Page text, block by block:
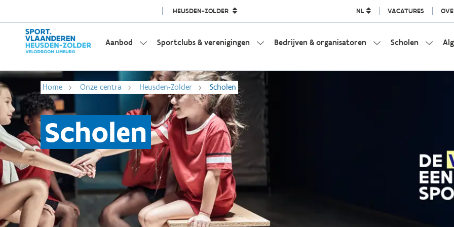
HEUSDEN-ZOLDER NL VACATURES
Aanbod Sportclubs & verenigingen Bedrijven & organisatoren Scholen
Home Onze centra Heusden-Zolder Scholen
Scholen